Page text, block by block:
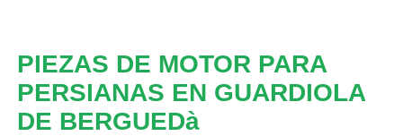
PIEZAS DE MOTOR PARA
PERSIANAS EN GUARDIOLA
DE BERGUEDà